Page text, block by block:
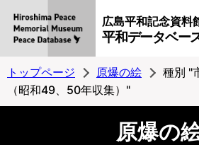
広島平和記念資料
平和データベー
トップページ 原爆の絵
種別 "
（昭和49、50年収集）"
原爆の